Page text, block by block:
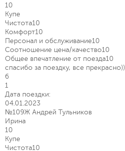
10
Купе
Чистота10
Комфорт10
Персонал и обслуживание10
Соотношение цена/качество10
Общее впечатление от поезда10
спасибо за поездку, все прекрасно))
6
1
Дата поездки:
04.01.2023
№109Ж Андрей Тульников
Ирина
10
Купе
Чистота10